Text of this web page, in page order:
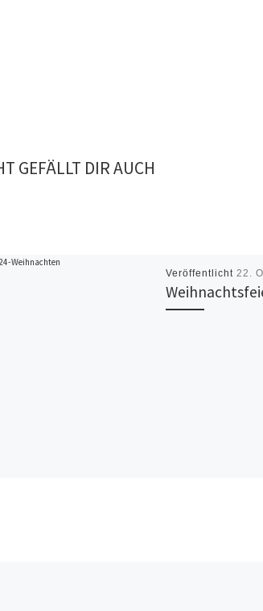
GEFÄLLT DIR AUCH
Veröffentlicht 22.